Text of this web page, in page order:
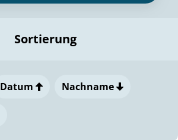
Sortierung
Datum Nachname